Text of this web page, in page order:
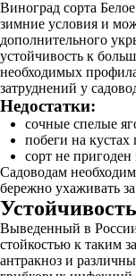
Виноград сорта
зимние условия и
дополнительного
устойчивость к
необходимых
затруднений у
Недостатки:
сочные спелые
побеги на кустах
сорт не пригоден
Садоводам
бережно ухаживать
Выведенный в России
стойкостью к таким
антракноз и